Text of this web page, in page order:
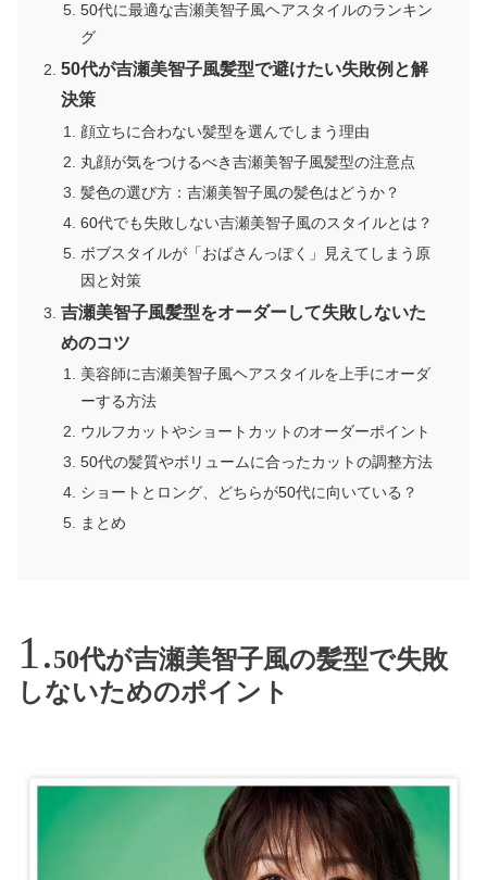
50代に最適な吉瀬美智子風ヘアスタイルのランキン
グ
50代が吉瀬美智子風髪型で避けたい失敗例と解
決策
顔立ちに合わない髪型を選んでしまう理由
丸顔が気をつけるべき吉瀬美智子風髪型の注意点
髪色の選び方：吉瀬美智子風の髪色はどうか？
60代でも失敗しない吉瀬美智子風のスタイルとは？
ボブスタイルが「おばさんっぽく」見えてしまう原
因と対策
吉瀬美智子風髪型をオーダーして失敗しないた
めのコツ
美容師に吉瀬美智子風ヘアスタイルを上手にオーダ
ーする方法
ウルフカットやショートカットのオーダーポイント
50代の髪質やボリュームに合ったカットの調整方法
ショートとロング、どちらが50代に向いている？
まとめ
50代が吉瀬美智子風の髪型で失敗
しないためのポイント